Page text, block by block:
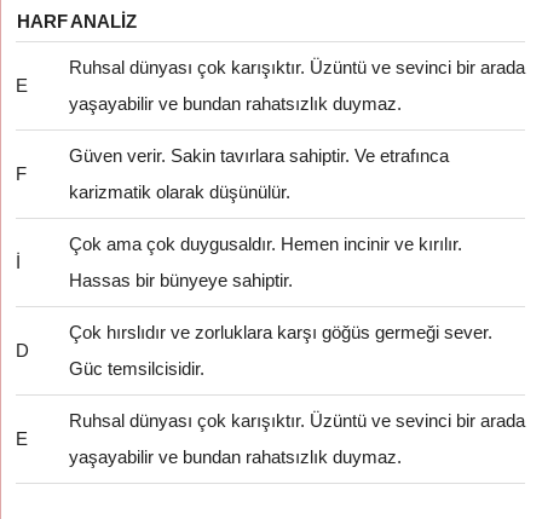
HARFANALIZ
E
Ruhsal dünyası çok karışıktır. Üzüntü ve sevinci bir arada
yaşayabilir ve bundan rahatsızlık duymaz.
F
Güven verir. Sakin tavırlara sahiptir. Ve etrafınca
karizmatik olarak düşünülür.
İ
Çok ama çok duygusaldır. Hemen incinir ve kırılır.
Hassas bir bünyeye sahiptir.
D
Çok hırslıdır ve zorluklara karşı göğüs germeği sever.
Güc temsilcisidir.
E
Ruhsal dünyası çok karışıktır. Üzüntü ve sevinci bir arada
yaşayabilir ve bundan rahatsızlık duymaz.